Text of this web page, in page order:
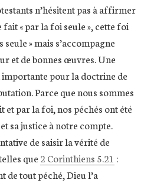
n’hésitent pas à affirmer
« par la foi seule », cette foi
seule » mais s’accompagne
et de bonnes œuvres. Une
pour la doctrine de
Parce que nous sommes
et par la foi, nos péchés ont été
sa justice à notre compte.
de saisir la vérité de
que 2 Corinthiens 5.21 :
de tout péché, Dieu l’a